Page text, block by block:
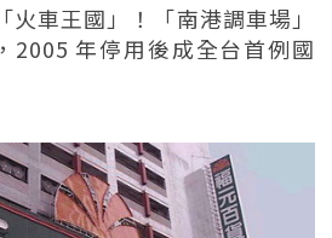
車王國」！「南港調車場」
2005 年停用後成全台首例國